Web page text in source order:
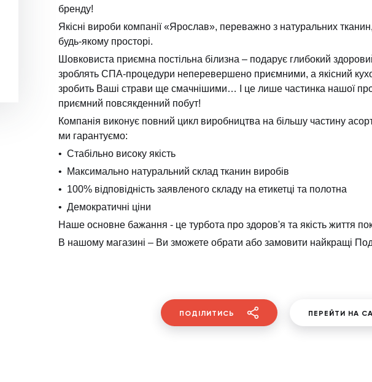
бренду!
Якісні вироби компанії «Ярослав», переважно з натуральних
будь-якому просторі.
Шовковиста приємна постільна білизна – подарує глибокий
зроблять СПА-процедури неперевершено приємними, а якісний
зробить Ваші страви ще смачнішими… І це лише частинка нашої
приємний повсякденний побут!
Компанія виконує повний цикл виробництва на більшу частину
ми гарантуємо:
• Стабільно високу якість
• Максимально натуральний склад тканин виробів
• 100% відповідність заявленого складу на етикетці та полотна
• Демократичні ціни
Наше основне бажання - це турбота про здоров'я та якість життя
В нашому магазині – Ви зможете обрати або замовити найкращі
ПОДІЛИТИСЬ ПЕРЕЙТИ НА